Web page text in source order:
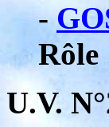
-
U.V.